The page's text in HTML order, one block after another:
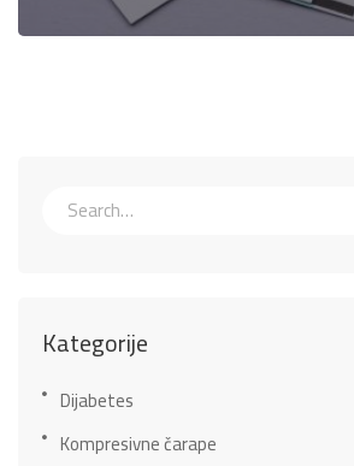
Kategorije
Dijabetes
Kompresivne čarape